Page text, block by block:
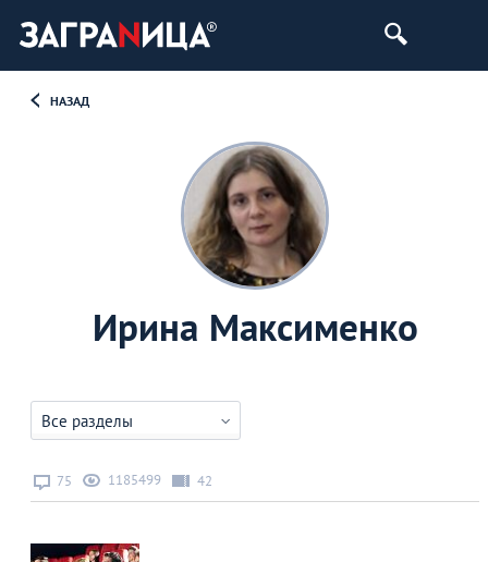
НАЗАД
Ирина Максименко
Все разделы
75 1185499 42